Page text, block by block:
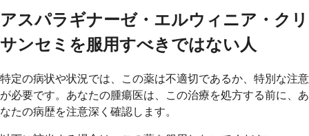
アスパラギナーゼ・エルウィニア・クリ
サンセミを服用すべきではない人
特定の病状や状況では、この薬は不適切であるか、特別な注意
が必要です。あなたの腫瘍医は、この治療を処方する前に、あ
なたの病歴を注意深く確認します。